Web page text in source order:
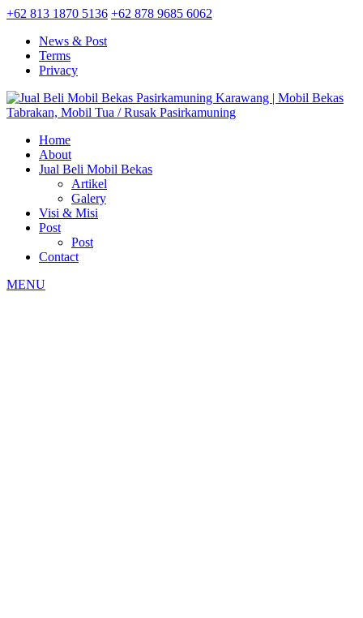
+62 813 1870 5136 +62 878 9685 6062
News & Post
Terms
Privacy
Home
About
Jual Beli Mobil Bekas
Artikel
Galery
Visi & Misi
Post
Post
Contact
MENU